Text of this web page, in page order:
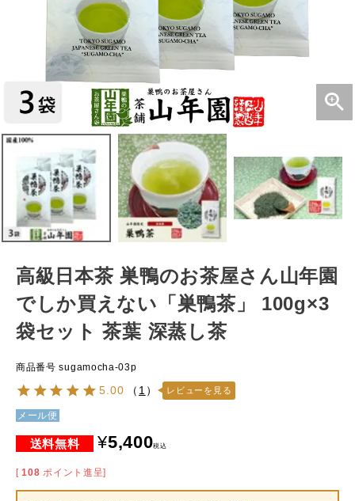
高級日本茶 巣鴨のお茶屋さん山年園
でしか買えない「巣鴨茶」 100g×3
袋セット 茶葉 深蒸し茶
商品番号 sugamocha-03p
5.00 （ 1 ） レビューを見る
メール便
¥5,400税込
[ 108 ポイント進呈]